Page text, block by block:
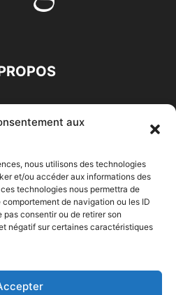
aux
nous utilisons des technologies
et/ou accéder aux informations des
technologies nous permettra de
de navigation ou les ID
pas consentir ou de retirer son
négatif sur certaines caractéristiques
Entrepreneur